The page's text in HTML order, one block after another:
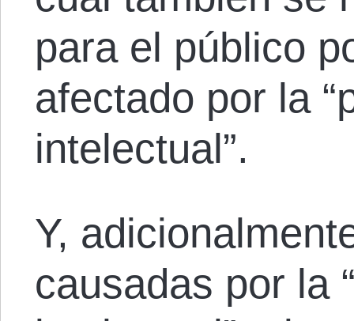
para el público
afectado por la
intelectual”.
Y,
causadas por la